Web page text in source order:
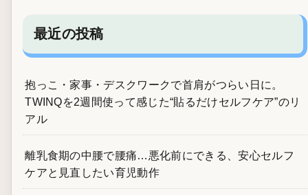
最近の投稿
抱っこ・家事・デスクワークで首肩がつらい日に。
TWINQを2週間使って感じた“貼るだけセルフケア”のリ
アル
離乳食期の中腰で腰痛…悪化前にできる、安心セルフ
ケアと見直したい育児動作